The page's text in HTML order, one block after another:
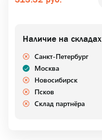
Наличие на складах
Санкт-Петербург
Москва
Новосибирск
Псков
Склад партнёра